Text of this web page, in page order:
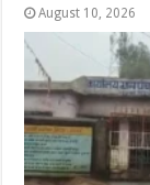
August 10, 2026